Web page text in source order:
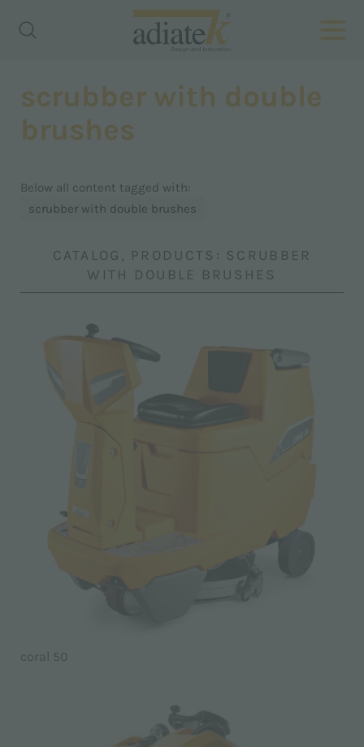
scrubber with double
brushes
Below all content tagged with:
scrubber with double brushes
CATALOG, PRODUCTS: SCRUBBER
WITH DOUBLE BRUSHES
coral 50